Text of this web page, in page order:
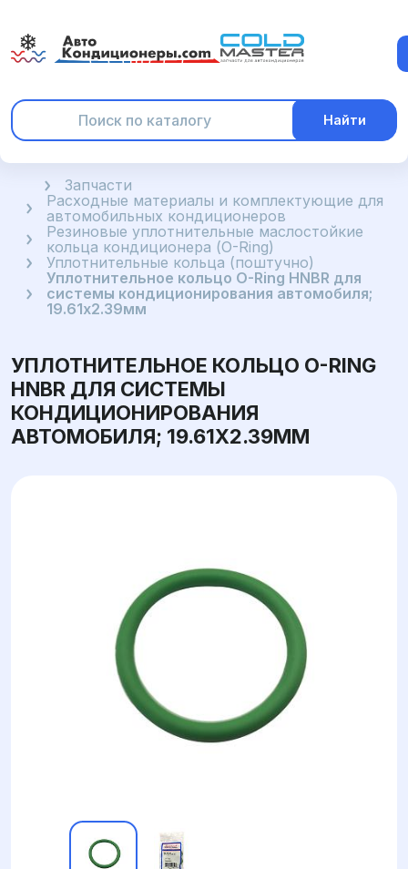
Найти
ГлавнаяЗапчасти
Расходные материалы и комплектующие для
автомобильных кондиционеров
Резиновые уплотнительные маслостойкие
кольца кондиционера (O-Ring)
Уплотнительные кольца (поштучно)
Уплотнительное кольцо O-Ring HNBR для
системы кондиционирования автомобиля;
19.61x2.39мм
УПЛОТНИТЕЛЬНОЕ КОЛЬЦО O-RING
HNBR ДЛЯ СИСТЕМЫ
КОНДИЦИОНИРОВАНИЯ
АВТОМОБИЛЯ; 19.61X2.39ММ